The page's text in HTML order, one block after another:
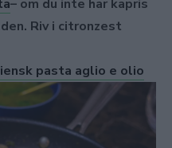
– om du inte har kapris
Riv i citronzest
pasta aglio e olio